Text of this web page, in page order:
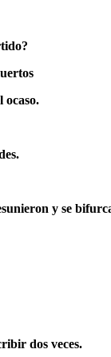
ocaso.
y se
dos veces.